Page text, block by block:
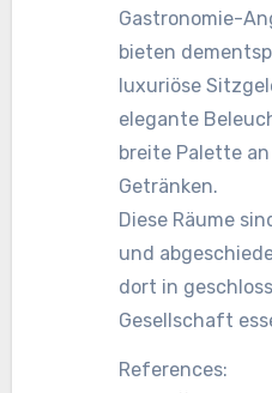
Gastronomie-
bieten
luxuriöse
elegante
breite Palette
Getränken.
Diese Räume
und
dort in
Gesellschaft
References: